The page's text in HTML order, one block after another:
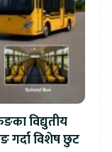
विद्युतीय
गर्दा विशेष छुट